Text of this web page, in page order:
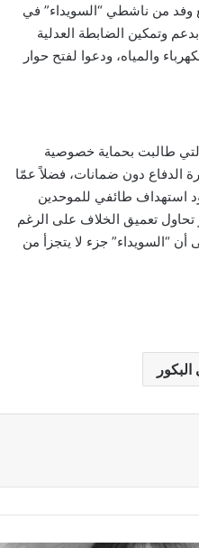
وفد من ناشطي “السويداء” في
وتمكين الضابطة العدلية
والمياه، ودعوا لفتح حوار
طالبت بحماية خصوصية
الدفاع دون ضمانات، فضلاً عمّا
استهداف طائفي للموحدين
تحاول تعميق الخلاف على الرغم
“السويداء” جزء لا يتجزأ من